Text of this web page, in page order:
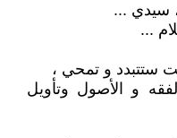
، سيدي ...
...
ستتبدد و تمحي ،
و الأصول وتأويل